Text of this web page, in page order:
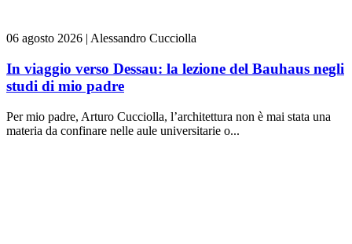
06 agosto 2026 | Alessandro Cucciolla
In viaggio verso Dessau: la lezione del Bauhaus negli
studi di mio padre
Per mio padre, Arturo Cucciolla, l’architettura non è mai stata una
materia da confinare nelle aule universitarie o...